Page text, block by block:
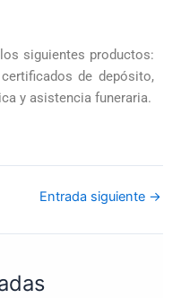
siguientes productos:
de depósito,
y asistencia funeraria.
Entrada siguiente →